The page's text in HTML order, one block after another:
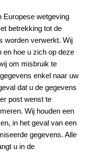
Europese wetgeving
betrekking tot de
worden verwerkt. Wij
en hoe u zich op deze
om misbruik te
enkel naar uw
dat u de gegevens
post wenst te
Wij houden een
in het geval van een
gegevens. Alle
u in de